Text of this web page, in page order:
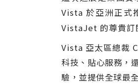
Vista 於亞洲正式
VistaJet 的尊貴訂
Vista 亞太區總裁
科技、貼心服務，
驗，並提供全球最